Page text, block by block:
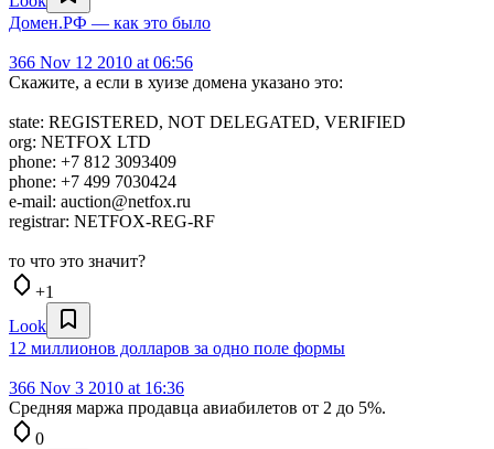
Домен.РФ — как это было
366 Nov 12 2010 at 06:56
Скажите, а если в хуизе домена указано это:
state: REGISTERED, NOT DELEGATED, VERIFIED
org: NETFOX LTD
phone: +7 812 3093409
phone: +7 499 7030424
e-mail: auction@netfox.ru
registrar: NETFOX-REG-RF
то что это значит?
+1
Look
12 миллионов долларов за одно поле формы
366 Nov 3 2010 at 16:36
Средняя маржа продавца авиабилетов от 2 до 5%.
0